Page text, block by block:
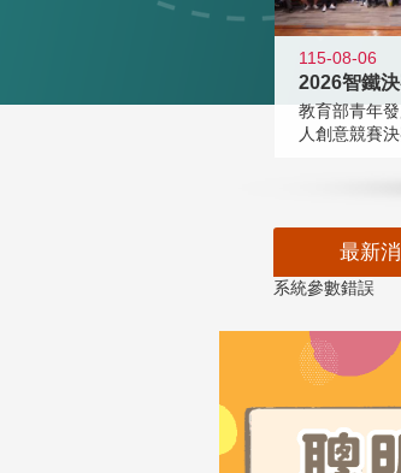
115-08-06
2026智鐵
教育部青年
人創意競賽
最新
系統參數錯誤